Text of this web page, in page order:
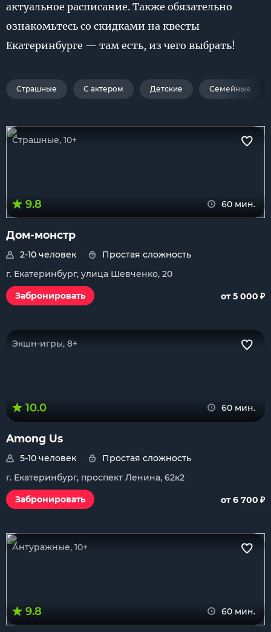
актуальное расписание. Также обязательно
ознакомьтесь со скидками на квесты
Екатеринбурге — там есть, из чего выбрать!
Страшные С актером Детские Семейные
Страшные, 10+
9.8 60 мин.
Дом-монстр
2-10 человек
Простая сложность
г. Екатеринбург, улица Шевченко, 20
Забронировать
от 5 000 ₽
Экшн-игры, 8+
10.0 60 мин.
Among Us
5-10 человек
Простая сложность
г. Екатеринбург, проспект Ленина, 62к2
Забронировать
от 6 700 ₽
Антуражные, 10+
9.8 60 мин.